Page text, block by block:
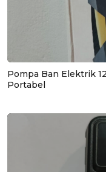
Pompa Ban Elektrik
Portabel